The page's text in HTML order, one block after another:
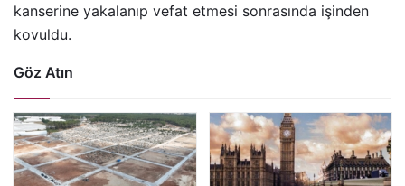
kanserine yakalanıp vefat etmesi sonrasında işinden
kovuldu.
Göz Atın